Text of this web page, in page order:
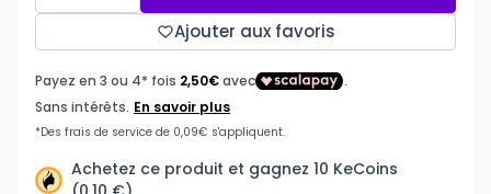
Ajouter aux favoris
Achetez ce produit et gagnez 10 KeCoins